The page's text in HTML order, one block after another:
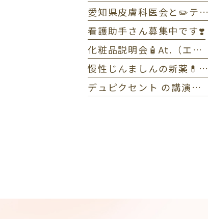
愛知県皮膚科医会と✏️テニス部OB・OG会🎾
看護助手さん募集中です❣️
化粧品説明会🧴At.（エーティー）とゼオスキンヘルス
慢性じんましんの新薬💊ラプシド✏️全体MTG
デュピクセント の講演をしました🎤アトピー性皮膚炎